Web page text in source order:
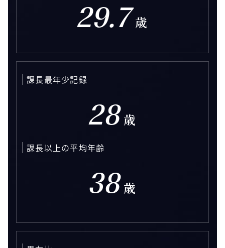
29.7歳
課長最年少記録
28歳
課長以上の平均年齢
38歳